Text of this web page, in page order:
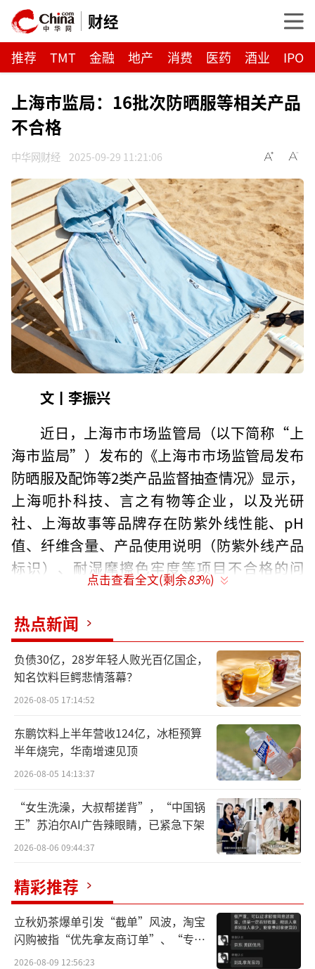
财经
推荐 TMT 金融 地产 消费 医药 酒业 IPO
上海市监局：16批次防晒服等相关产品
不合格
中华网财经 2025-09-29 11:21:06
文丨李振兴
近日，上海市市场监管局（以下简称“上
海市监局”）发布的《上海市市场监管局发布
防晒服及配饰等2类产品监督抽查情况》显示，
上海呃扑科技、言之有物等企业，以及光研
社、上海故事等品牌存在防紫外线性能、pH
值、纤维含量、产品使用说明（防紫外线产品
标识）、耐湿摩擦色牢度等项目不合格的问
上海市监局在通报中称，针对消费者投
诉、举报集中及质量问题较多的产品，上海市
监局集中组织力量对静安、浦东等6个区以及部
分网络销售平台99家企业销售的99个品牌100
批次防晒服及配饰产品进行了监督抽查。
点击查看全文(剩余83%)
热点新闻
负债30亿，28岁年轻人败光百亿国企，
知名饮料巨鳄悲情落幕？
2026-08-05 17:14:52
东鹏饮料上半年营收124亿，冰柜预算
半年烧完，华南增速见顶
2026-08-05 14:13:37
“女生洗澡，大叔帮搓背”，“中国锅
王”苏泊尔AI广告辣眼睛，已紧急下架
2026-08-06 09:44:37
精彩推荐
立秋奶茶爆单引发“截单”风波，淘宝
闪购被指“优先拿友商订单”、“专挑
贵的拿”
2026-08-09 12:56:23